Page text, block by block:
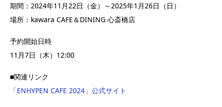
期間：2024年11月22日（金）～2025年1月26日（日）
場所：kawara CAFE＆DINING 心斎橋店
予約開始日時
11月7日（木）12:00
■関連リンク
「ENHYPEN CAFE 2024」公式サイト